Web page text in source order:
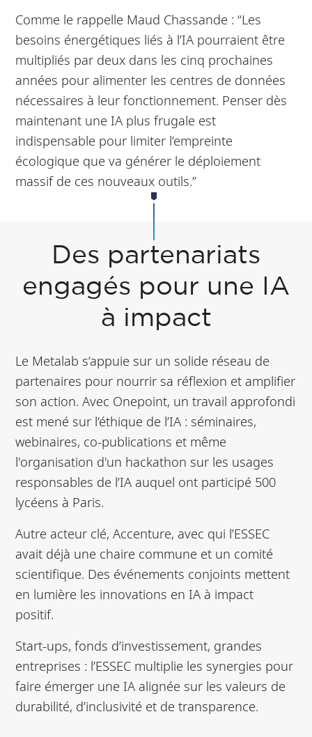
Comme le rappelle Maud Chassande : “Les
besoins énergétiques liés à l’IA pourraient être
multipliés par deux dans les cinq prochaines
années pour alimenter les centres de données
nécessaires à leur fonctionnement. Penser dès
maintenant une IA plus frugale est
indispensable pour limiter l’empreinte
écologique que va générer le déploiement
massif de ces nouveaux outils.”
Des partenariats
engagés pour une IA
à impact
Le Metalab s’appuie sur un solide réseau de
partenaires pour nourrir sa réflexion et amplifier
son action. Avec Onepoint, un travail approfondi
est mené sur l’éthique de l’IA : séminaires,
webinaires, co-publications et même
l'organisation d'un hackathon sur les usages
responsables de l’IA auquel ont participé 500
lycéens à Paris.
Autre acteur clé, Accenture, avec qui l’ESSEC
avait déjà une chaire commune et un comité
scientifique. Des événements conjoints mettent
en lumière les innovations en IA à impact
positif.
Start-ups, fonds d’investissement, grandes
entreprises : l’ESSEC multiplie les synergies pour
faire émerger une IA alignée sur les valeurs de
durabilité, d’inclusivité et de transparence.